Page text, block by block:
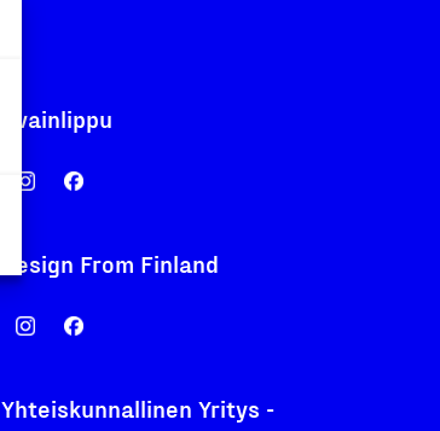
Avainlippu
Design From Finland
Yhteiskunnallinen Yritys -